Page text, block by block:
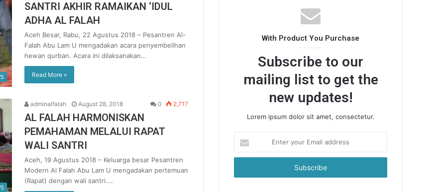
SANTRI AKHIR RAMAIKAN ‘IDUL
ADHA AL FALAH
Aceh Besar, Rabu, 22 Agustus 2018 – Pesantren Al-
Falah Abu Lam U mengadakan acara penyembelihan
hewan qurban. Acara ini dilaksanakan…
Read More »
adminalfalah August 28, 2018 0 2,717
AL FALAH HARMONISKAN
PEMAHAMAN MELALUI RAPAT
WALI SANTRI
Aceh, 19 Agustus 2018 – Keluarga besar Pesantren
Modern Al Falah Abu Lam U mengadakan pertemuan
(Rapat) dengan wali santri.…
With Product You Purchase
Subscribe to our
mailing list to get the
new updates!
Lorem ipsum dolor sit amet, consectetur.
your
Email